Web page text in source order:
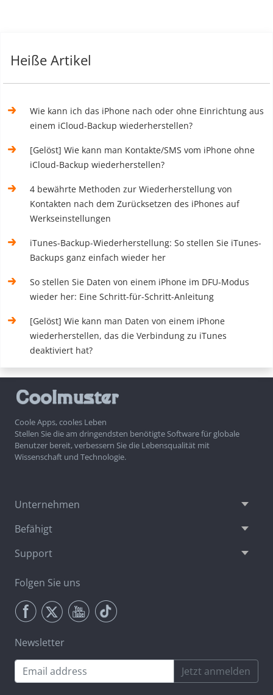
Heiße Artikel
Wie kann ich das iPhone nach oder ohne Einrichtung aus
einem iCloud-Backup wiederherstellen?
[Gelöst] Wie kann man Kontakte/SMS vom iPhone ohne
iCloud-Backup wiederherstellen?
4 bewährte Methoden zur Wiederherstellung von
Kontakten nach dem Zurücksetzen des iPhones auf
Werkseinstellungen
iTunes-Backup-Wiederherstellung: So stellen Sie iTunes-
Backups ganz einfach wieder her
So stellen Sie Daten von einem iPhone im DFU-Modus
wieder her: Eine Schritt-für-Schritt-Anleitung
[Gelöst] Wie kann man Daten von einem iPhone
wiederherstellen, das die Verbindung zu iTunes
deaktiviert hat?
Coole Apps, cooles Leben
Stellen Sie die am dringendsten benötigte Software für globale
Benutzer bereit, verbessern Sie die Lebensqualität mit
Wissenschaft und Technologie.
Unternehmen
Befähigt
Support
Folgen Sie uns
Newsletter
Jetzt anmelden